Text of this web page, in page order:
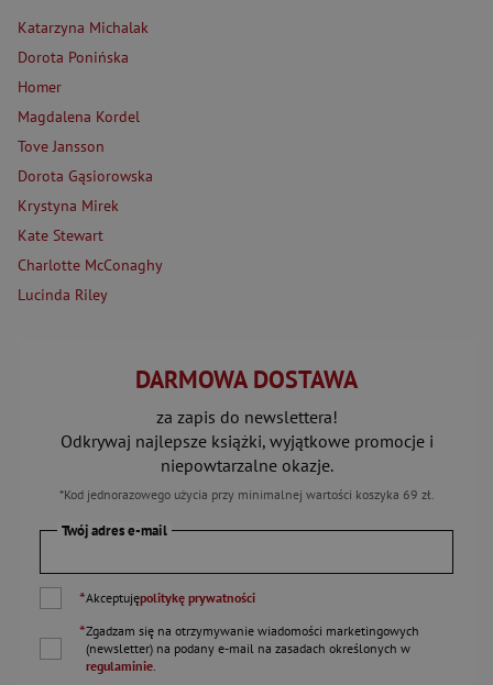
Katarzyna Michalak
Dorota Ponińska
Homer
Magdalena Kordel
Tove Jansson
Dorota Gąsiorowska
Krystyna Mirek
Kate Stewart
Charlotte McConaghy
Lucinda Riley
DARMOWA DOSTAWA
za zapis do newslettera!
Odkrywaj najlepsze książki, wyjątkowe promocje i
niepowtarzalne okazje.
*Kod jednorazowego użycia przy minimalnej wartości koszyka 69 zł.
Twój adres e-mail
*Akceptujępolitykę prywatności
*Zgadzam się na otrzymywanie wiadomości marketingowych
(newsletter) na podany e-mail na zasadach określonych w
regulaminie.